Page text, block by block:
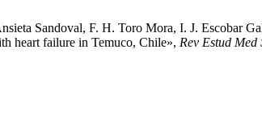
Sandoval, F. H. Toro Mora, I. J. Escobar
heart failure in Temuco, Chile», Rev Estud Med